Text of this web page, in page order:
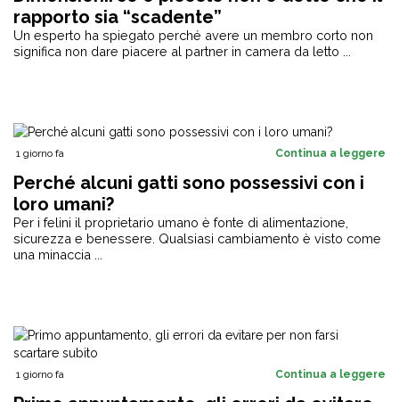
rapporto sia “scadente”
Un esperto ha spiegato perché avere un membro corto non
significa non dare piacere al partner in camera da letto ...
1 giorno fa Continua a leggere
Perché alcuni gatti sono possessivi con i
loro umani?
Per i felini il proprietario umano è fonte di alimentazione,
sicurezza e benessere. Qualsiasi cambiamento è visto come
una minaccia ...
1 giorno fa Continua a leggere